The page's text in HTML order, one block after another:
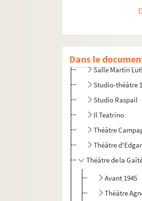
Dans le
Petit
Salle Martin
Studio-théâtre
Studio Raspail
Il Teatrino
Théâtre
Théâtre d'Edgar
Théâtre de la
Avant 1945
Théâtre